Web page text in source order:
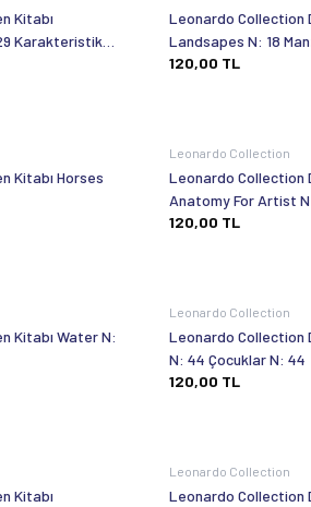
Kitabı
Karakteristik
Leonardo Collection
Landsapes N: 18
120,00 TL
Kitabı Horses
Leonardo Collection
Leonardo Collection
Anatomy For Artist
Anatomi N: 4
120,00 TL
Kitabı Water N:
Leonardo Collection
Leonardo Collection
N: 44 Çocuklar N: 44
120,00 TL
Kitabı
Leonardo Collection
Leonardo Collection